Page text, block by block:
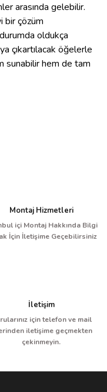
arasında gelebilir.
bir çözüm
oldukça
çıkartılacak öğelerle
sunabilir hem de tam
Montaj Hizmetleri
içi Montaj Hakkında Bilgi
İçin İletişime Geçebilirsiniz
İletişim
için telefon ve mail
iletişime geçmekten
çekinmeyin.